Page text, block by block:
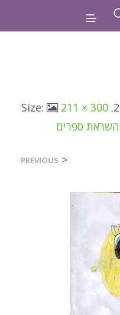
. Size:
211 × 300
ספרים
<
PREVIOUS